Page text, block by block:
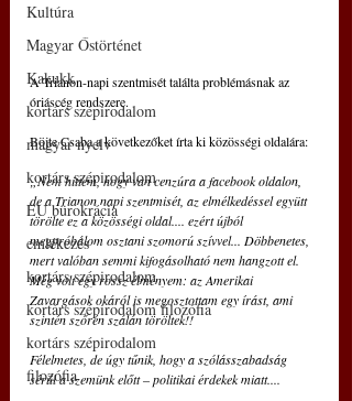
Kultúra
Magyar Őstörténet
Kakukk
kortárs szépirodalom
magyar nyelv
kortárs szépirodalom
EU bürokrácia
emlékezés
kortárs szépirodalom
kortárs szépirodalom filozófia
kortárs szépirodalom
filozófia
A Trianon-napi szentmisét találta problémásnak az
óriáscég rendszere.
Böjte Csaba a következőket írta ki közösségi oldalára:
„Nem hittem, hogy van cenzúra a facebook oldalon,
de a Trianon napi szentmisét, az elmélkedéssel együtt
törölte ez a közösségi oldal.... ezért újból
megpróbálom osztani szomorú szívvel... Döbbenetes,
mert valóban semmi kifogásolható nem hangzott el.
Még volt egy rossz élményem: az Amerikai
Zavargások okáról is megosztottam egy írást, ami
szintén szőrén szálán töröltek!!
Félelmetes, de úgy tűnik, hogy a szólásszabadság
sérül a szemünk előtt – politikai érdekek miatt....